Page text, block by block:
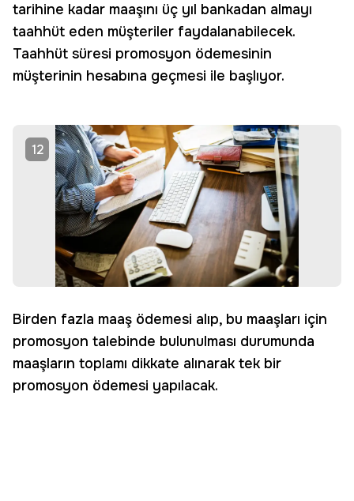
tarihine kadar maaşını üç yıl bankadan almayı
taahhüt eden müşteriler faydalanabilecek.
Taahhüt süresi promosyon ödemesinin
müşterinin hesabına geçmesi ile başlıyor.
12
Birden fazla maaş ödemesi alıp, bu maaşları için
promosyon talebinde bulunulması durumunda
maaşların toplamı dikkate alınarak tek bir
promosyon ödemesi yapılacak.